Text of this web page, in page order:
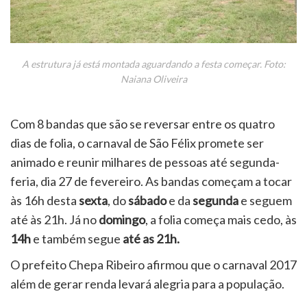
A estrutura já está montada aguardando a festa começar. Foto:
Naiana Oliveira
Com 8 bandas que são se reversar entre os quatro
dias de folia, o carnaval de São Félix promete ser
animado e reunir milhares de pessoas até segunda-
feria, dia 27 de fevereiro. As bandas começam a tocar
às 16h destasexta, dosábadoe dasegundae seguem
até às 21h. Já nodomingo, a folia começa mais cedo, às
14he também segue até as 21h.
O prefeito Chepa Ribeiro afirmou que o carnaval 2017
além de gerar renda levará alegria para a população.